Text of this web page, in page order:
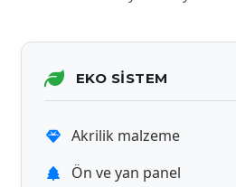
EKO SISTEM
Akrilik malzeme
Ön ve yan panel